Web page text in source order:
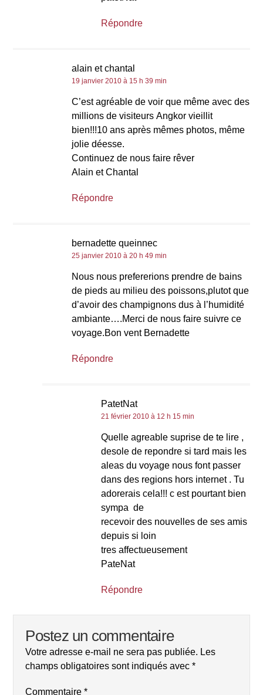
Répondre
alain et chantal
19 janvier 2010 à 15 h 39 min
C’est agréable de voir que même avec des
millions de visiteurs Angkor vieillit
bien!!!10 ans après mêmes photos, même
jolie déesse.
Continuez de nous faire rêver
Alain et Chantal
Répondre
bernadette queinnec
25 janvier 2010 à 20 h 49 min
Nous nous prefererions prendre de bains
de pieds au milieu des poissons,plutot que
d’avoir des champignons dus à l’humidité
ambiante….Merci de nous faire suivre ce
voyage.Bon vent Bernadette
Répondre
PatetNat
21 février 2010 à 12 h 15 min
Quelle agreable suprise de te lire ,
desole de repondre si tard mais les
aleas du voyage nous font passer
dans des regions hors internet . Tu
adorerais cela!!! c est pourtant bien
sympa de
recevoir des nouvelles de ses amis
depuis si loin
tres affectueusement
PateNat
Répondre
Postez un commentaire
Votre adresse e-mail ne sera pas publiée. Les
champs obligatoires sont indiqués avec*
Commentaire*